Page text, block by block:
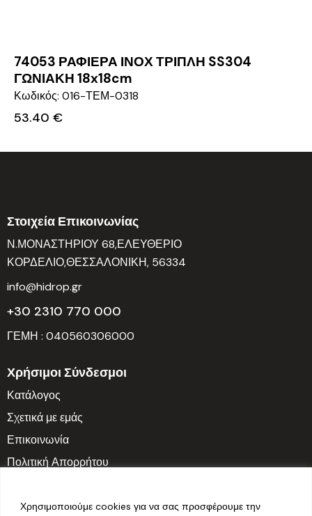
Χρησιμοποιούμε cookies για να σας προσφέρουμε την
74053 ΡΑΦΙΕΡΑ ΙΝΟΧ ΤΡΙΠΛΗ SS304
ΓΩΝΙΑΚΗ 18x18cm
Κωδικός: 016-ΤΕΜ-0318
53.40 €
Στοιχεία Επικοινωνίας
Ν.ΜΟΝΑΣΤΗΡΙΟΥ 68,ΕΛΕΥΘΕΡΙΟ
ΚΟΡΔΕΛΙΟ,ΘΕΣΣΑΛΟΝΙΚΗ, 56334
info@hidrop.gr
+30 2310 770 000
ΓΕΜΗ : 040560306000
Χρήσιμοι Σύνδεσμοι
Κατάλογος
Σχετικά με εμάς
Επικοινωνία
Πολιτική Απορρήτου
Δευτ. – Παρ.: 7:30 π.μ. – 3:30 μ.μ.